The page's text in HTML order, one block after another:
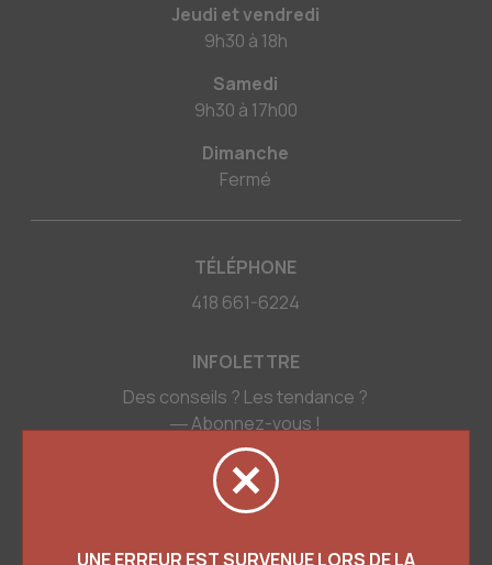
Jeudi et vendredi
9h30 à 18h
Samedi
9h30 à 17h00
Dimanche
Fermé
TÉLÉPHONE
418 661-6224
INFOLETTRE
Des conseils ? Les tendance ?
― Abonnez-vous !
UNE ERREUR EST SURVENUE LORS DE LA